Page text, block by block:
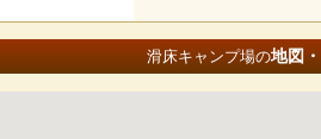
滑床キャンプ場の地図